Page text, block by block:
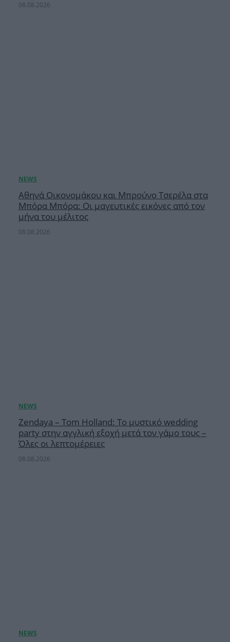
08.08.2026
Αθηνά Οικονομάκου και Μπρούνο Τσερέλα στα
Μπόρα Μπόρα: Οι μαγευτικές εικόνες από τον
μήνα του μέλιτος
08.08.2026
Zendaya – Tom Holland: Το μυστικό wedding
party στην αγγλική εξοχή μετά τον γάμο τους –
Όλες οι λεπτομέρειες
08.08.2026